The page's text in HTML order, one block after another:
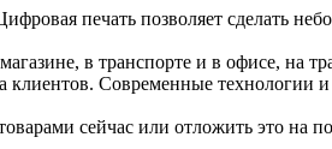
печать позволяет сделать
в транспорте и в офисе, на
клиентов. Современные
сейчас или отложить это на